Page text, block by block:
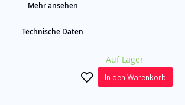
Mehr ansehen
Technische Daten
Auf Lager
In den Warenkorb